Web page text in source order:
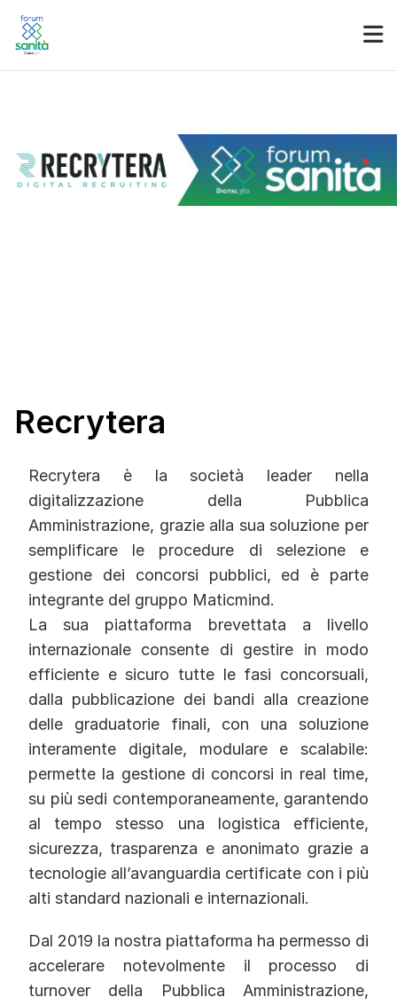
Recrytera
Recrytera è la società leader nella
digitalizzazione della Pubblica
Amministrazione, grazie alla sua soluzione per
semplificare le procedure di selezione e
gestione dei concorsi pubblici, ed è parte
integrante del gruppo Maticmind.
La sua piattaforma brevettata a livello
internazionale consente di gestire in modo
efficiente e sicuro tutte le fasi concorsuali,
dalla pubblicazione dei bandi alla creazione
delle graduatorie finali, con una soluzione
interamente digitale, modulare e scalabile:
permette la gestione di concorsi in real time,
su più sedi contemporaneamente, garantendo
al tempo stesso una logistica efficiente,
sicurezza, trasparenza e anonimato grazie a
tecnologie all’avanguardia certificate con i più
alti standard nazionali e internazionali.
Dal 2019 la nostra piattaforma ha permesso di
accelerare notevolmente il processo di
turnover della Pubblica Amministrazione,